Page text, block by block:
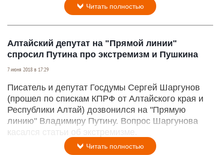
Читать полностью
Алтайский депутат на "Прямой линии"
спросил Путина про экстремизм и Пушкина
7 июня 2018 в 17:29
Писатель и депутат Госдумы Сергей Шаргунов
(прошел по спискам КПРФ от Алтайского края и
Республики Алтай) дозвонился на "Прямую
линию" Владимиру Путину. Вопрос Шаргунова
касался статьи об экстремизме.
Читать полностью